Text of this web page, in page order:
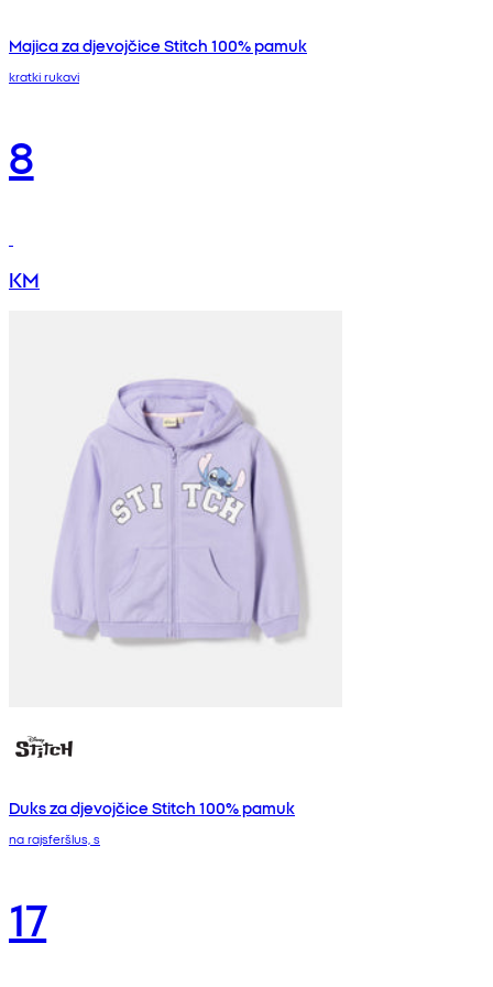
Majica za djevojčice Stitch 100% pamuk
kratki rukavi
8
KM
Duks za djevojčice Stitch 100% pamuk
na rajsferšlus, s
17